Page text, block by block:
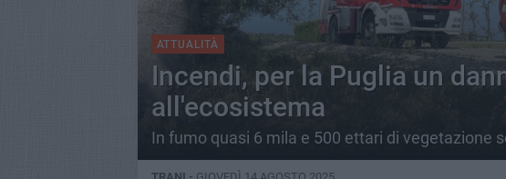
ATTUALITÀ
Incendi, per la Puglia un
all'ecosistema
In fumo quasi 6 mila e 500 ettari di vegetazione